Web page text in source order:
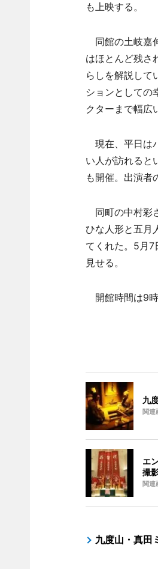
も上映する。
同館の土岐嘉
はほとんど残さ
らしを解説して
ションとしての
クターまで幅広
現在、平日は
い人が訪れると
も開催。出演者
同町の中村彩
ひな人形と五月
てくれた。5月7
見せる。
開館時間は9時
九
関連
エ
撮
関連
九度山・真田